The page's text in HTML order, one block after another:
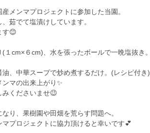
メンマプロジェクトに参加した当園。
茹でて塩漬けしています。
す😊
cm×６cm)、水を張ったボールで一晩塩抜き。
、中華スープで炒め煮するだけ。(レシピ付き)
マの出来上がり✨
みくださいませ😉
り、果樹園や田畑を荒らす問題へ。
プロジェクトに協力頂けると幸いです💕